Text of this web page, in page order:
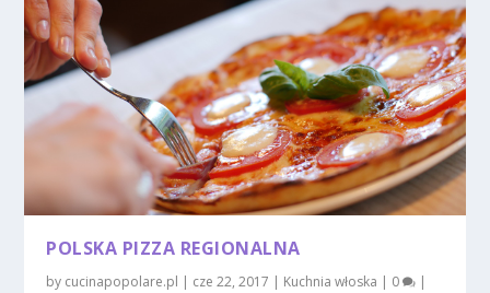
POLSKA PIZZA REGIONALNA
by cucinapopolare.pl | cze 22, 2017 | Kuchnia włoska | 0 |